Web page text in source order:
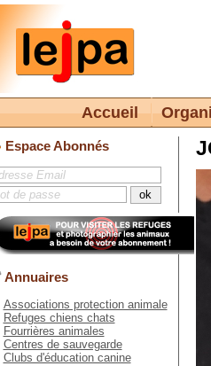
Accueil
Espace Abonnés
Annuaires
Associations protection animale
Refuges chiens chats
Fourrières animales
Centres de sauvegarde
Clubs d'éducation canine